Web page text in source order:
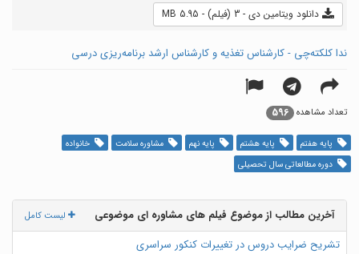
دانلود ویتامین دی - 3 (فیلم) - 5.95 MB
ندا کلکته‌چی - کارشناس تغذیه و کارشناس ارشد برنامه‌ریزی درسی
تعداد مشاهده 596
پایه هفتم پایه هشتم پایه نهم مشاوره سلامت
خانواده
دوره مطالعاتی سال تحصیلی
لیست کامل
آخرین مطالب از موضوع فیلم های مشاوره ای موضوعی
تشریح ضرایب دروس در تغییرات کنکور سراسری